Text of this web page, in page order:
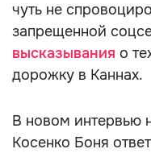
чуть не
запрещенной
высказывания о
дорожку в Каннах.
В новом интервью
Косенко Боня